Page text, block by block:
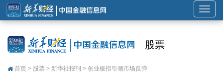
展
开
股票
首页 > 股票 > 新华社报刊 > 创业板指引领市场反弹